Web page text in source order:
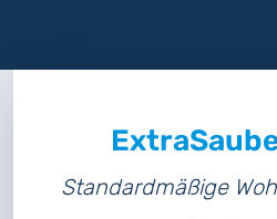
Standardmäßige